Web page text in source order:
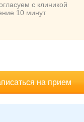
с клиникой
10 минут
на прием